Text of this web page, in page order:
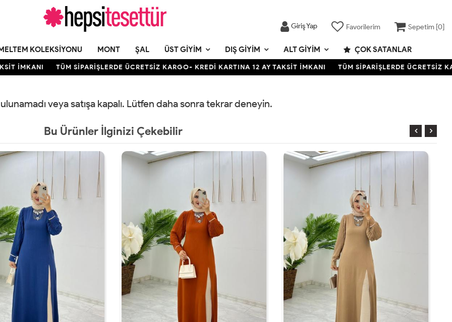
Giriş Yap Favorilerim Sepetim [0]
KOLEKSIYONU MONT ŞAL ÜST GIYIM DIŞ GIYIM ALT GIYIM ÇOK SATANLAR
İMKANI TÜM SİPARİŞLERDE ÜCRETSİZ KARGO- KREDİ KARTINA 12 AY TAKSİT İMKANI TÜM SİPARİŞLERDE ÜCRETSİZ
veya satışa kapalı. Lütfen daha sonra tekrar deneyin.
Bu Ürünler İlginizi Çekebilir